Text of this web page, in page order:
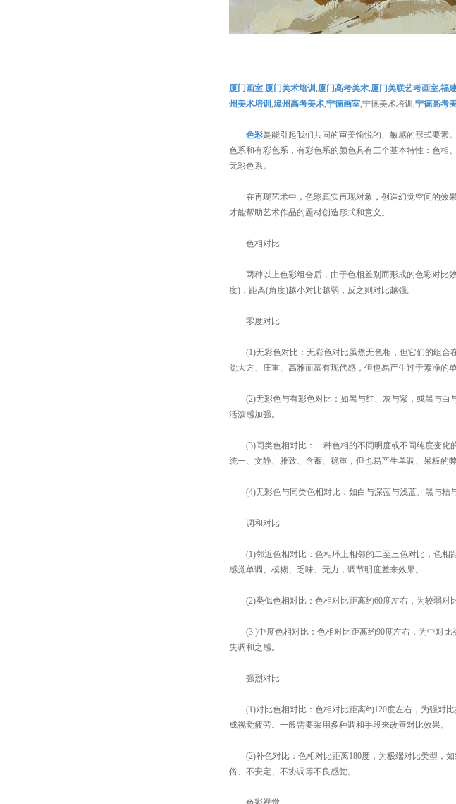
厦门画室,厦门美术培训 ,厦门高考美术,厦门美联艺考画室,福
州美术培训 ,漳州高考美术,宁德画室,宁德美术培训,宁德高考
色彩是能引起我们共同的审美愉悦的、敏感的形式要素
色系和有彩色系，有彩色系的颜色具有三个基本特性：色相
无彩色系。
在再现艺术中，色彩真实再现对象，创造幻觉空间的效
才能帮助艺术作品的题材创造形式和意义。
色相对比
两种以上色彩组合后，由于色相差别而形成的色彩对比效
度)，距离(角度)越小对比越弱，反之则对比越强。
零度对比
(1)无彩色对比：无彩色对比虽然无色相，但它们的组合
觉大方、庄重、高雅而富有现代感，但也易产生过于素净的单
(2)无彩色与有彩色对比：如黑与红、灰与紫，或黑与白
活泼感加强。
(3)同类色相对比：一种色相的不同明度或不同纯度变化
统一、文静、雅致、含蓄、稳重，但也易产生单调、呆板的弊
(4)无彩色与同类色相对比：如白与深蓝与浅蓝、黑与桔
调和对比
(1)邻近色相对比：色相环上相邻的二至三色对比，色相
感觉单调、模糊、乏味、无力，调节明度差来效果。
(2)类似色相对比：色相对比距离约60度左右，为较弱对
(3 )中度色相对比：色相对比距离约90度左右，为中对比
失调和之感。
强烈对比
(1)对比色相对比：色相对比距离约120度左右，为强对比
成视觉疲劳。一般需要采用多种调和手段来改善对比效果。
(2)补色对比：色相对比距离180度，为极端对比类型，如
俗、不安定、不协调等不良感觉。